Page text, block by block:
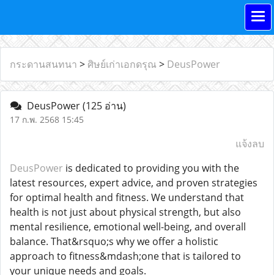
กระดานสนทนา > ศิษย์เก่าเอกดรุณ > DeusPower
DeusPower(125 อ่าน)
17 ก.พ. 2568 15:45
แจ้งลบ
DeusPower is dedicated to providing you with the
latest resources, expert advice, and proven strategies
for optimal health and fitness. We understand that
health is not just about physical strength, but also
mental resilience, emotional well-being, and overall
balance. That&rsquo;s why we offer a holistic
approach to fitness&mdash;one that is tailored to
your unique needs and goals.